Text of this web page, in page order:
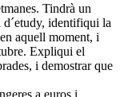
Tindrà un
identifiqui la
aquell moment, i
Expliqui el
i demostrar que
a euros i